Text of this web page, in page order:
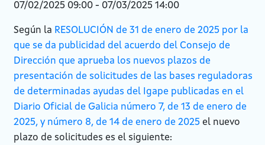
07/02/2025 09:00 - 07/03/2025 14:00
Según la RESOLUCIÓN de 31 de enero de 2025 por la
que se da publicidad del acuerdo del Consejo de
Dirección que aprueba los nuevos plazos de
presentación de solicitudes de las bases reguladoras
de determinadas ayudas del Igape publicadas en el
Diario Oficial de Galicia número 7, de 13 de enero de
2025, y número 8, de 14 de enero de 2025 el nuevo
plazo de solicitudes es el siguiente: